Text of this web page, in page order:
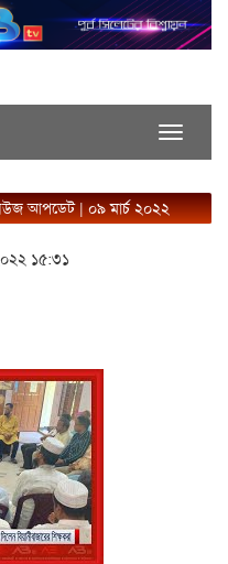
Toggle
আপডেট | ০৯ মার্চ ২০২২
১৫:৩১